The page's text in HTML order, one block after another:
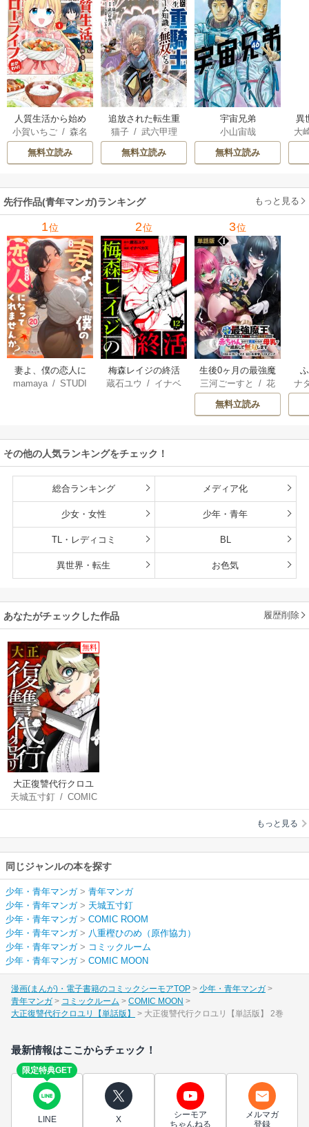
人質生活から始め
るスローライフ
小賀いちご /森名
尚
無料立読み
追放された転生重
騎士はゲーム知識
で無双する
猫子/ 武六甲理
じゃいあん
無料立読み
宇宙兄弟
小山宙哉
無料立読み
異
は
大
先行作品(青年マンガ)ランキング もっと見る
1位
妻よ、僕の恋人に
なってくれません
mamaya /STUDI
2位
梅森レイジの終活
蔵石ユウ / イナベ
3位
生後0ヶ月の最強魔
王 食べるだけ強
くなるチート能力
持ち転生者だけど
雄たちの母乳で成
三河ごーすと /花
房雪/マップ
無料立読み
ナ
核
その他の人気ランキングをチェック！
総合ランキング メディア化
少女・女性 少年・青年
TL・レディコミ BL
異世界・転生 お色気
あなたがチェックした作品 履歴削除
無料
大正復讐代行クロユ
リ【単話版】
天城五寸釘/ COMIC
ROOM/八重樫ひの
もっと見る
同じジャンルの本を探す
少年・青年マンガ> 青年マンガ
少年・青年マンガ> 天城五寸釘
少年・青年マンガ> COMIC ROOM
少年・青年マンガ> 八重樫ひのめ（原作協力）
少年・青年マンガ> コミックルーム
少年・青年マンガ> COMIC MOON
漫画(まんが)・電子書籍のコミックシーモアTOP
少年・青年マンガ
青年マンガ
コミックルーム
COMIC MOON
大正復讐代行クロユリ【単話版】
大正復讐代行クロユリ【単話版】 2巻
最新情報はここからチェック！
限定特典GET
LINE X
シーモア
ちゃんねる
メルマガ
登録